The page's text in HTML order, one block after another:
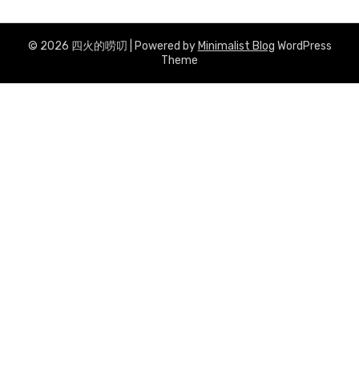
© 2026 四火的唠叨 | Powered by Minimalist Blog WordPress
Theme